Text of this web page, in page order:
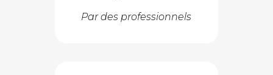
Par des professionnels